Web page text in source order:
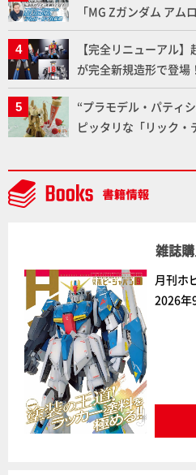
「MG Zガンダム アム
ふたたび塗る!!【試し
【完全リニューアル
が完全新規造形で登場
下ろしでご紹介!!さら
ト」セット情報もお届
“プラモデル・パティ
ピッタリな「リック
雑誌
月刊ホ
2026年